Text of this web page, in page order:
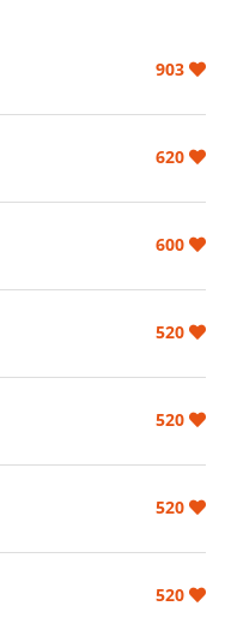
903
620
600
520
520
520
520